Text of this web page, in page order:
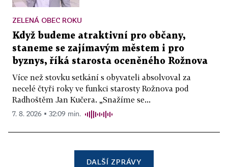
ZELENÁ OBEC ROKU
Když budeme atraktivní pro občany,
staneme se zajímavým městem i pro
byznys, říká starosta oceněného Rožnova
Více než stovku setkání s obyvateli absolvoval za
necelé čtyři roky ve funkci starosty Rožnova pod
Radhoštěm Jan Kučera. „Snažíme se...
7. 8. 2026 ▪ 32:09 min.
DALŠÍ ZPRÁVY